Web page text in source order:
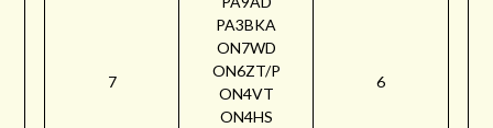
7
PA3BKA
ON7WD
ON6ZT/P
ON4VT
ON4HS
6